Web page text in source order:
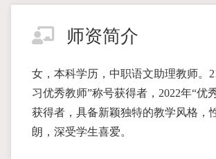
师资简介
女，本科学历，中职语文助理教师。
习优秀教师”称号获得者，2022年“优
获得者，具备新颖独特的教学风格，
朗，深受学生喜爱。